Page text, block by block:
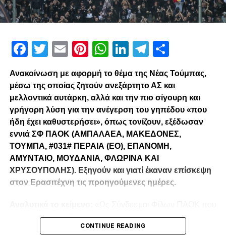
Facebook
Twitter
EmailPinterest
WhatsApp
LinkedIn
Telegram
Ανακοίνωση με αφορμή το θέμα της Νέας Τούμπας,
μέσω της οποίας ζητούν ανεξάρτητο ΑΣ και
μελλοντικά αυτάρκη, αλλά και την πιο σίγουρη και
γρήγορη λύση για την ανέγερση του γηπέδου «που
ήδη έχει καθυστερήσει», όπως τονίζουν, εξέδωσαν
εννιά ΣΦ ΠΑΟΚ (ΑΜΠΑΛΑΕΑ, ΜΑΚΕΔΟΝΕΣ,
ΤΟΥΜΠΑ, #031# ΠΕΡΑΙΑ (ΕΟ), ΕΠΑΝΟΜΗ,
ΑΜΥΝΤΑΙΟ, ΜΟΥΔΑΝΙΑ, ΦΛΩΡΙΝΑ ΚΑΙ
ΧΡΥΣΟΥΠΟΛΗΣ). Εξηγούν και γιατί έκαναν επίσκεψη
στον Ερασιτέχνη τις προηγούμενες ημέρες.
λειτουργούμε καθημερινά με γνώμωνα το καλό του
Δικεφάλου και μόνο, αισθανόμαστε την ανάγκη να
CONTINUE READING